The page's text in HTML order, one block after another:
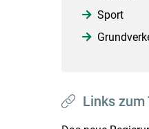
Sport
Links zum